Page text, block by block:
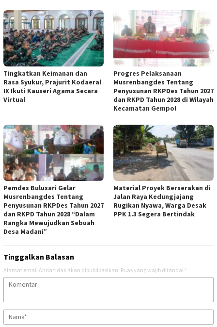
Tingkatkan Keimanan dan
Rasa Syukur, Prajurit Kodaeral
IX Ikuti Kauseri Agama Secara
Virtual
Progres Pelaksanaan
Musrenbangdes Tentang
Penyusunan RKPDes Tahun 2027
dan RKPD Tahun 2028 di Wilayah
Kecamatan Gempol
Pemdes Bulusari Gelar
Musrenbangdes Tentang
Penyusunan RKPDes Tahun 2027
dan RKPD Tahun 2028 “Dalam
Rangka Mewujudkan Sebuah
Desa Madani”
Material Proyek Berserakan di
Jalan Raya Kedungjajang
Rugikan Nyawa, Warga Desak
PPK 1.3 Segera Bertindak
Tinggalkan Balasan
Alamat email Anda tidak akan dipublikasikan. Ruas yang wajib ditandai *